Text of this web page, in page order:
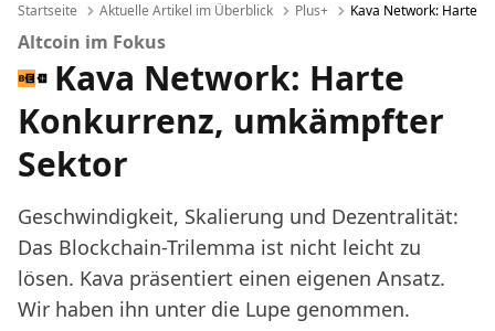
Startseite Aktuelle Artikel im Überblick Plus+ Kava Network: Harte
Altcoin im Fokus
Kava Network: Harte
Konkurrenz, umkämpfter
Sektor
Geschwindigkeit, Skalierung und Dezentralität:
Das Blockchain-Trilemma ist nicht leicht zu
lösen. Kava präsentiert einen eigenen Ansatz.
Wir haben ihn unter die Lupe genommen.